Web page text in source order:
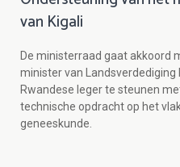
van Kigali
De ministerraad gaat akkoord
minister van Landsverdediging
Rwandese leger te steunen
technische opdracht op het
geneeskunde.